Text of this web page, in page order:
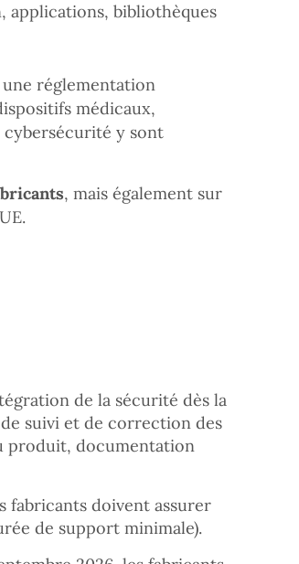
applications, bibliothèques
réglementation
médicaux,
cybersécurité y sont
, mais également sur
de la sécurité dès la
suivi et de correction des
produit, documentation
fabricants doivent assurer
de support minimale).